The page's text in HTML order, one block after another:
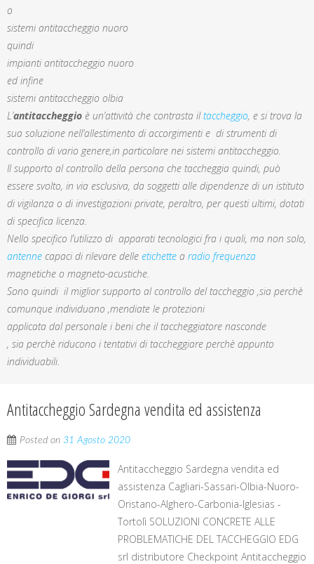
o
sistemi antitaccheggio nuoro
quindi
impianti antitaccheggio nuoro
ed infine
sistemi antitaccheggio olbia
L’antitaccheggio è un’attività che contrasta iltaccheggio, e si trova la
sua soluzione nell’allestimento di accorgimenti e di strumenti di
controllo di vario genere,in particolare nei sistemi antitaccheggio.
Il supporto al controllo della persona che taccheggia quindi, può
essere svolto, in via esclusiva, da soggetti alle dipendenze di un istituto
di vigilanza o di investigazioni private, peraltro, per questi ultimi, dotati
di specifica licenza.
Nello specifico l’utilizzo di apparati tecnologici fra i quali, ma non solo,
antenne capaci di rilevare delle etichette a radio frequenza
magnetiche o magneto-acustiche.
Sono quindi il miglior supporto al controllo del taccheggio ,sia perchè
comunque individuano ,mendiate le protezioni
applicata dal personale i beni che il taccheggiatore nasconde
, sia perchè riducono i tentativi di taccheggiare perchè appunto
individuabili.
Antitaccheggio Sardegna vendita ed assistenza
Posted on 31 Agosto 2020
Antitaccheggio Sardegna vendita ed
assistenza Cagliari-Sassari-Olbia-Nuoro-
Oristano-Alghero-Carbonia-Iglesias -
Tortolì SOLUZIONI CONCRETE ALLE
PROBLEMATICHE DEL TACCHEGGIO EDG
srl distributore Checkpoint Antitaccheggio